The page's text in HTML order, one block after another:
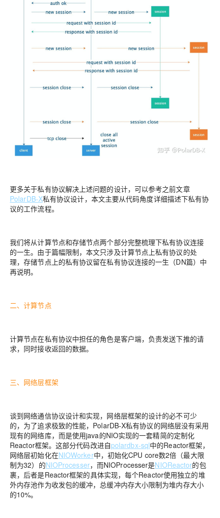
更多关于私有协议解决上述问题的设计，可以参考之前文章
PolarDB-X私有协议设计，本文主要从代码角度详细描述下私有协
议的工作流程。
我们将从计算节点和存储节点两个部分完整梳理下私有协议连接
的一生。由于篇幅限制，本文只涉及计算节点上私有协议的处
理，存储节点上的私有协议留在私有协议连接的一生（DN篇）中
再说明。
二、计算节点
计算节点在私有协议中担任的角色是客户端，负责发送下推的请
求，同时接收返回的数据。
三、网络层框架
谈到网络通信协议设计和实现，网络层框架的设计的必不可少
的，为了追求极致的性能，PolarDB-X私有协议的网络层没有采用
现有的网络库，而是使用java的NIO实现的一套精简的定制化
Reactor框架。这部分代码改进自polardbx-sql中的Reactor框架，
网络层初始化在NIOWorker中，初始化CPU core数2倍（最大限
制为32）的NIOProcesser，而NIOProcesser是NIOReactor的包
裹，后者是Reactor框架的具体实现，每个Reactor使用独立的堆
外内存池作为收发包的缓冲，总缓冲内存大小限制为堆内存大小
的10%。